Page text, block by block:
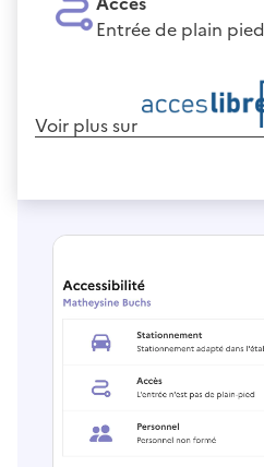
Entrée de plain pied
Voir plus sur